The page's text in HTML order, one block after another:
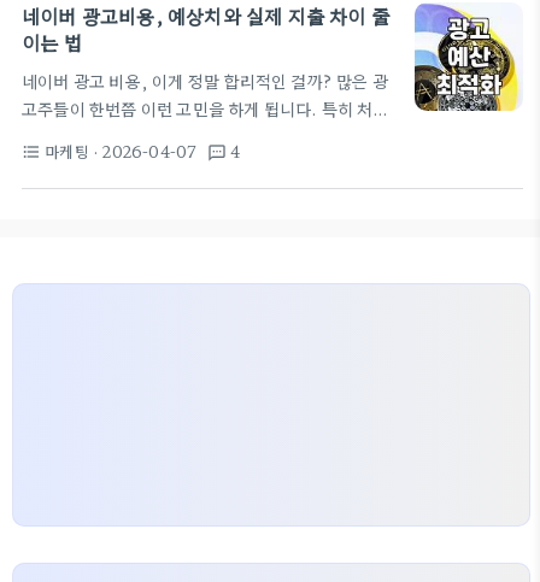
네이버 광고비용, 예상치와 실제 지출 차이 줄
이는 법
네이버 광고 비용, 이게 정말 합리적인 걸까? 많은 광
고주들이 한번쯤 이런 고민을 하게 됩니다. 특히 처음
율이 기대만큼 나오지 않는 경우 더욱 그렇습니다. 단
순히 '얼마를 써야 한다'는 고정관념에서 벗어나, 우리
format_list_bulleted 마케팅 · 2026-04-07 textsms 4